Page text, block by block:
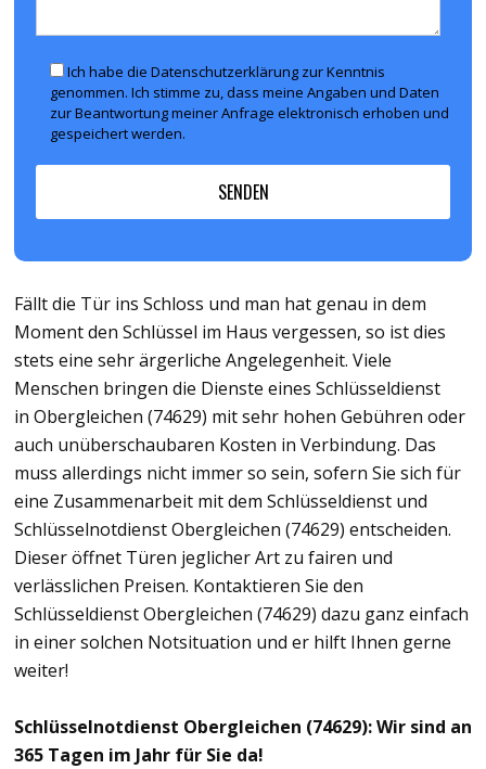
Ich habe die Datenschutzerklärung zur Kenntnis
genommen. Ich stimme zu, dass meine Angaben und Daten
zur Beantwortung meiner Anfrage elektronisch erhoben und
gespeichert werden.
Fällt die Tür ins Schloss und man hat genau in dem
Moment den Schlüssel im Haus vergessen, so ist dies
stets eine sehr ärgerliche Angelegenheit. Viele
Menschen bringen die Dienste eines Schlüsseldienst
in Obergleichen (74629) mit sehr hohen Gebühren oder
auch unüberschaubaren Kosten in Verbindung. Das
muss allerdings nicht immer so sein, sofern Sie sich für
eine Zusammenarbeit mit dem Schlüsseldienst und
Schlüsselnotdienst Obergleichen (74629) entscheiden.
Dieser öffnet Türen jeglicher Art zu fairen und
verlässlichen Preisen. Kontaktieren Sie den
Schlüsseldienst Obergleichen (74629) dazu ganz einfach
in einer solchen Notsituation und er hilft Ihnen gerne
weiter!
Schlüsselnotdienst Obergleichen (74629): Wir sind an
365 Tagen im Jahr für Sie da!